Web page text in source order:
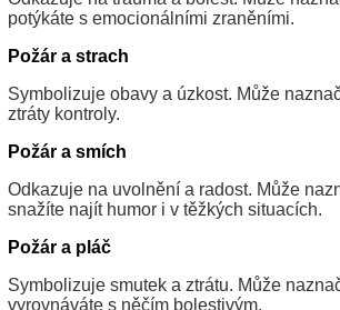
potýkáte s emocionálními zraněními.
Požár a strach
Symbolizuje obavy a úzkost. Může
ztráty kontroly.
Požár a smích
Odkazuje na uvolnění a radost. Může
snažíte najít humor i v těžkých situacích.
Požár a pláč
Symbolizuje smutek a ztrátu. Může
vyrovnáváte s něčím bolestivým.